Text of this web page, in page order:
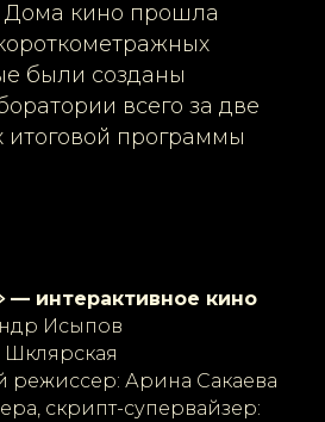
кино прошла
были созданы
всего за две
итоговой программы
— интерактивное кино
Исыпов
режиссер: Арина Сакаева
скрипт-супервайзер: